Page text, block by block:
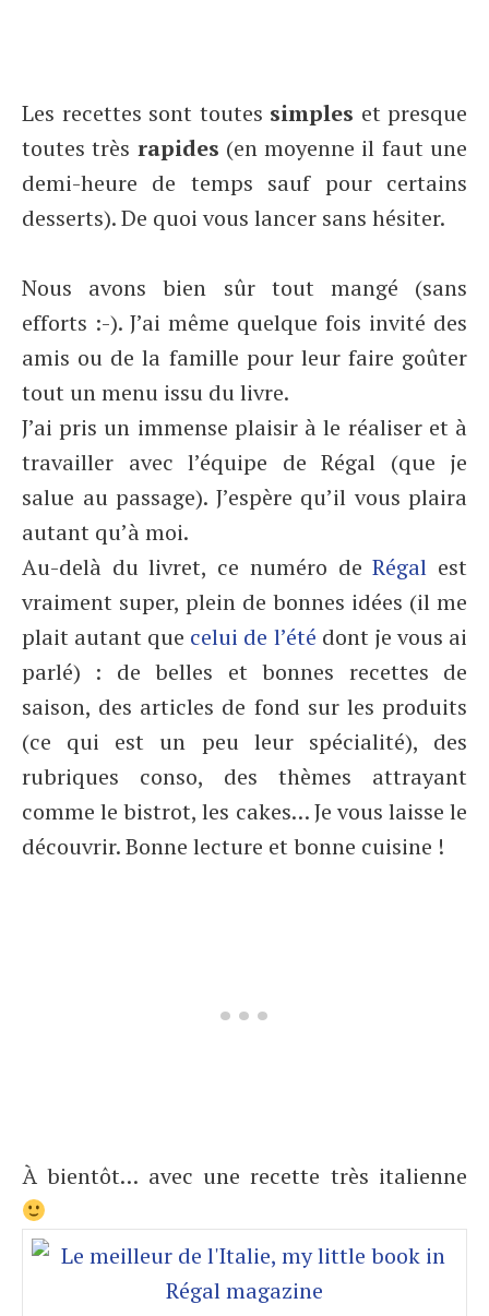
Les recettes sont toutes simples et presque
toutes très rapides (en moyenne il faut une
demi-heure de temps sauf pour certains
desserts). De quoi vous lancer sans hésiter.
Nous avons bien sûr tout mangé (sans
efforts :-). J’ai même quelque fois invité des
amis ou de la famille pour leur faire goûter
tout un menu issu du livre.
J’ai pris un immense plaisir à le réaliser et à
travailler avec l’équipe de Régal (que je
salue au passage). J’espère qu’il vous plaira
autant qu’à moi.
Au-delà du livret, ce numéro deRégal est
vraiment super, plein de bonnes idées (il me
plait autant que celui de l’été dont je vous ai
parlé) : de belles et bonnes recettes de
saison, des articles de fond sur les produits
(ce qui est un peu leur spécialité), des
rubriques conso, des thèmes attrayant
comme le bistrot, les cakes… Je vous laisse le
découvrir. Bonne lecture et bonne cuisine !
À bientôt… avec une recette très italienne